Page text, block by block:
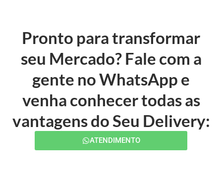
Pronto para transformar
seu Mercado? Fale com a
gente no WhatsApp e
venha conhecer todas as
vantagens do Seu Delivery:
ATENDIMENTO